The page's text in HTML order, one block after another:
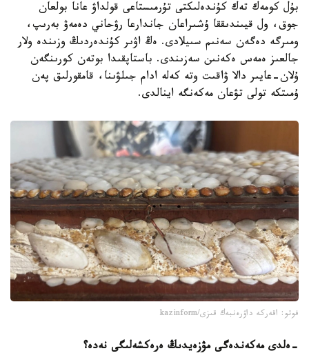
بۇل كومەك تەك كۇندەلىكتى تۇرمىستاعى قولداۋ عانا بولعان
جوق، ول قيىندىققا ۇشىراعان جاندارعا رۋحاني دەمەۋ بەرىپ،
ومىرگە دەگەن سەنىم سىيلادى. ەڭ اۋىر كۇندەردىڭ وزىندە ولار
جالعىز ەمەس ەكەنىن سەزىندى. باستاپقىدا بوتەن كورىنگەن
ۇلان-عايىر دالا ۋاقىت وتە كەلە ادام جىلۋىنا، قامقورلىق پەن
ۇمىتكە تولى تۋعان مەكەنگە اينالدى.
فوتو: اقەركە داۋرەنبەك قىزى/kazinform
-ەلدى مەكەندەگى مۋزەيدىڭ ەرەكشەلىگى نەدە؟